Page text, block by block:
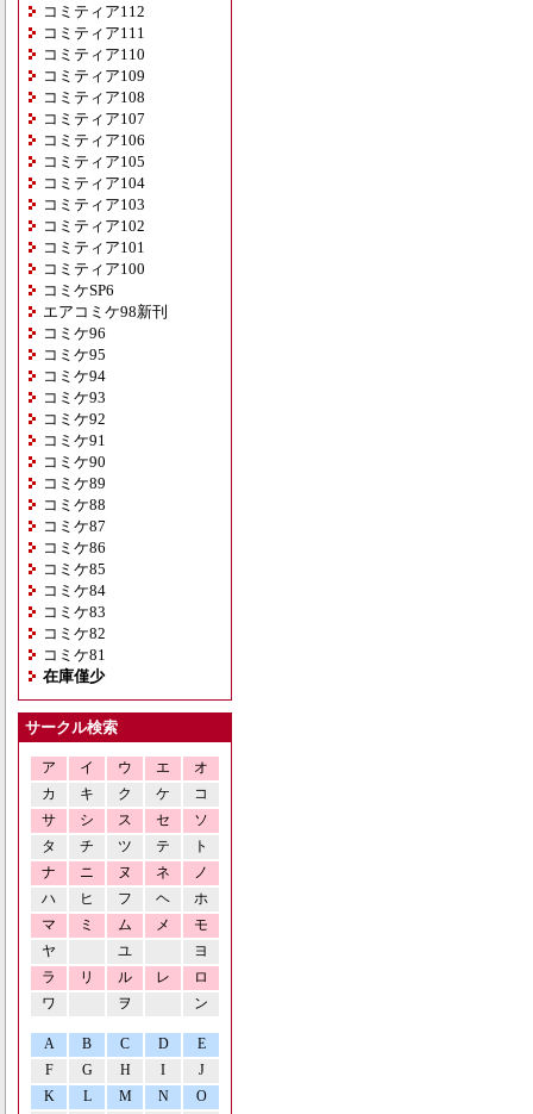
コミティア112
コミティア111
コミティア110
コミティア109
コミティア108
コミティア107
コミティア106
コミティア105
コミティア104
コミティア103
コミティア102
コミティア101
コミティア100
コミケSP6
エアコミケ98新刊
コミケ96
コミケ95
コミケ94
コミケ93
コミケ92
コミケ91
コミケ90
コミケ89
コミケ88
コミケ87
コミケ86
コミケ85
コミケ84
コミケ83
コミケ82
コミケ81
在庫僅少
サークル検索
ア イ ウ エ
オ
カ
キ ク ケ
コ
サ
シ ス セ
ソ
タ
チ ツ テ
ト
ナ
ニ ヌ ネ
ノ
ハ
ヒ フ ヘ
ホ
マ
ミ ム メ
モ
ヤ
ユ
ヨ
ラ
リ ル レ
ロ
ワ
ヲ ン
A B C D
E
F
G H I
J
K
L M N O